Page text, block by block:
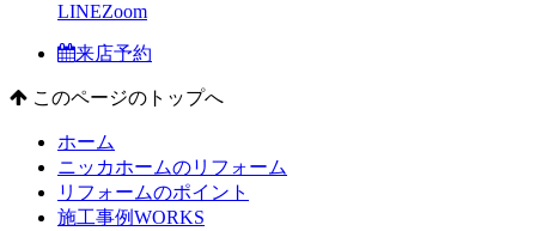
LINEZoom
来店予約
このページのトップへ
ホーム
ニッカホームのリフォーム
リフォームのポイント
施工事例WORKS